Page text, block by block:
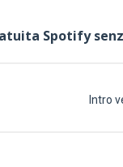
Spotify
Intro